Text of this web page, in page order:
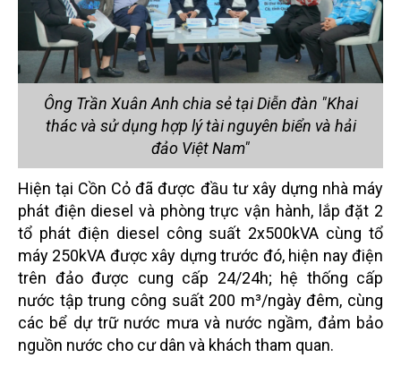
Ông Trần Xuân Anh chia sẻ tại Diễn đàn "Khai
thác và sử dụng hợp lý tài nguyên biển và hải
đảo Việt Nam"
Hiện tại Cồn Cỏ đã được đầu tư xây dựng nhà máy
phát điện diesel và phòng trực vận hành, lắp đặt 2
tổ phát điện diesel công suất 2x500kVA cùng tổ
máy 250kVA được xây dựng trước đó, hiện nay điện
trên đảo được cung cấp 24/24h; hệ thống cấp
nước tập trung công suất 200 m³/ngày đêm, cùng
các bể dự trữ nước mưa và nước ngầm, đảm bảo
nguồn nước cho cư dân và khách tham quan.